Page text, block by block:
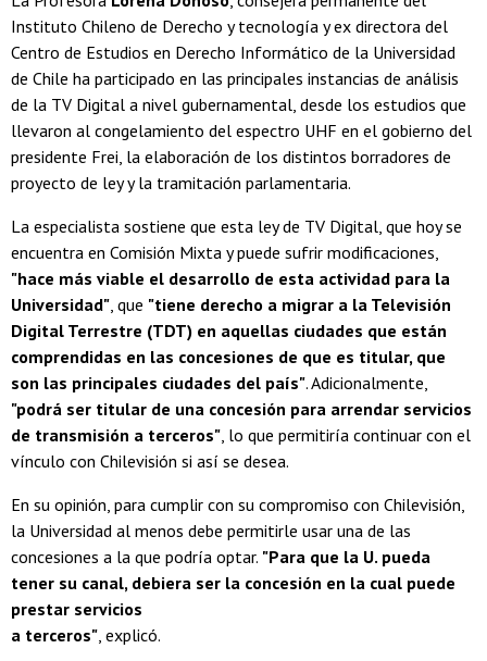
Instituto Chileno de Derecho y tecnología y ex directora del
Centro de Estudios en Derecho Informático de la Universidad
de Chile ha participado en las principales instancias de análisis
de la TV Digital a nivel gubernamental, desde los estudios que
llevaron al congelamiento del espectro UHF en el gobierno del
presidente Frei, la elaboración de los distintos borradores de
proyecto de ley y la tramitación parlamentaria.
La especialista sostiene que esta ley de TV Digital, que hoy se
encuentra en Comisión Mixta y puede sufrir modificaciones,
"hace más viable el desarrollo de esta actividad para la
Universidad", que "tiene derecho a migrar a la Televisión
Digital Terrestre (TDT) en aquellas ciudades que están
comprendidas en las concesiones de que es titular, que
son las principales ciudades del país". Adicionalmente,
"podrá ser titular de una concesión para arrendar servicios
de transmisión a terceros", lo que permitiría continuar con el
vínculo con Chilevisión si así se desea.
En su opinión, para cumplir con su compromiso con Chilevisión,
la Universidad al menos debe permitirle usar una de las
concesiones a la que podría optar. "Para que la U. pueda
tener su canal, debiera ser la concesión en la cual puede
prestar servicios
a terceros", explicó.